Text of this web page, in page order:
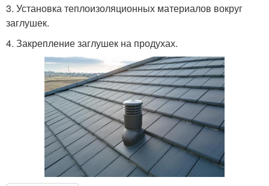
3. Установка теплоизоляционных материалов вокруг
заглушек.
4. Закрепление заглушек на продухах.